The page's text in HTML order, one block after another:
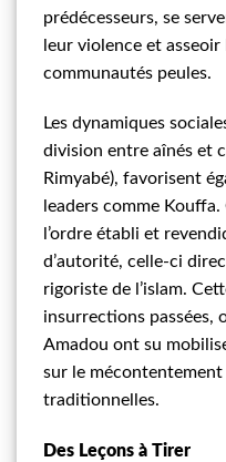
prédécesseurs, se
leur violence et
communautés peules.
Les dynamiques
division entre aînés et
Rimyabé), favorisent
leaders comme
l’ordre établi et
d’autorité, celle-ci
rigoriste de l’islam.
insurrections passées,
Amadou ont su
sur le
traditionnelles.
Des Leçons à Tirer